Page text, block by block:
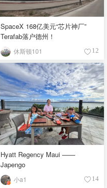
SpaceX 168亿美元“芯片神厂”
Terafab落户德州！
休斯顿101 12
Hyatt Regency Maui ——
Japengo
小a1 14